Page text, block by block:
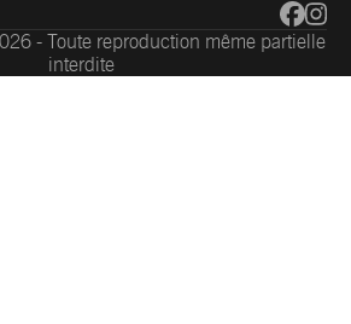
- Toute reproduction même partielle
interdite